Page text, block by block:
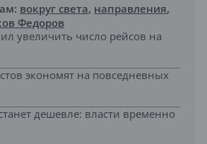
вокруг света, направления,
Федоров
увеличить число рейсов на
экономят на повседневных
дешевле: власти временно